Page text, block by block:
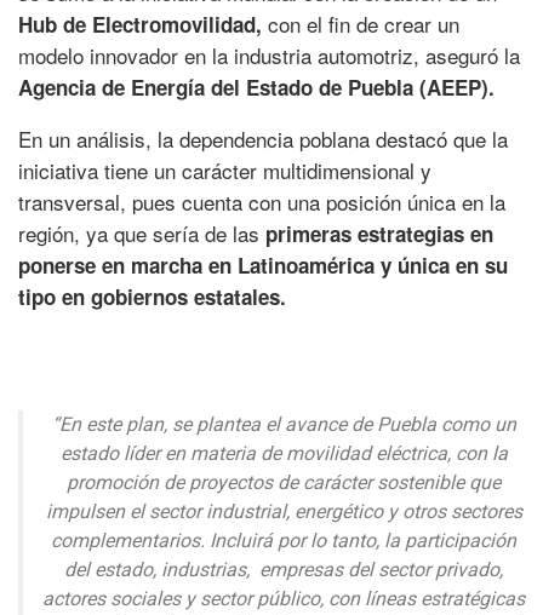
Hub de Electromovilidad, con el fin de crear un
modelo innovador en la industria automotriz, aseguró la
Agencia de Energía del Estado de Puebla (AEEP).
En un análisis, la dependencia poblana destacó que la
iniciativa tiene un carácter multidimensional y
transversal, pues cuenta con una posición única en la
región, ya que sería de las primeras estrategias en
ponerse en marcha en Latinoamérica y única en su
tipo en gobiernos estatales.
“En este plan, se plantea el avance de Puebla como un
estado líder en materia de movilidad eléctrica, con la
promoción de proyectos de carácter sostenible que
impulsen el sector industrial, energético y otros sectores
complementarios. Incluirá por lo tanto, la participación
del estado, industrias, empresas del sector privado,
actores sociales y sector público, con líneas estratégicas